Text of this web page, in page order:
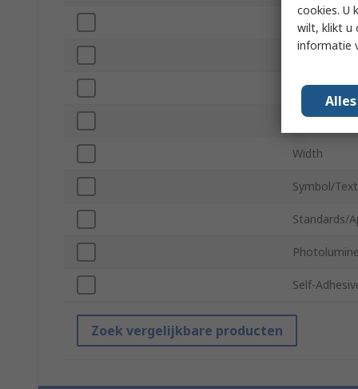
Height
Quantity
Sign
Width
Symbol/
Standards/
Self-
Zoek vergelijkbare producten
cookies. U
wilt, klikt u
informatie